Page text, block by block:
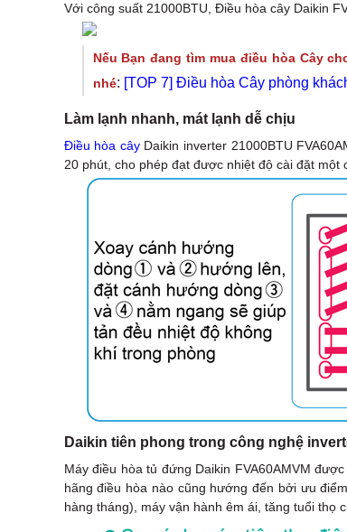
Với công suất 21000BTU, Điều hòa cây Daikin
Nếu Bạn đang tìm mua điều hòa Cây
nhé: [TOP 7] Điều hòa Cây phòng
Làm lạnh nhanh, mát lạnh dễ chịu
Điều hòa câyDaikin inverter 21000BTU
20 phút, cho phép đạt được nhiệt độ cài đặt một
Daikin tiên phong trong công nghệ
Máy điều hòa tủ đứng Daikin FVA60AMVM
hãng điều hòa nào cũng hướng đến bởi ưu
hàng tháng), máy vận hành êm ái, tăng tuổi thọ